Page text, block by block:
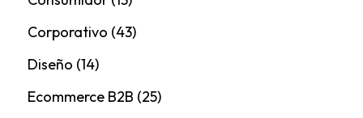
Corporativo (43)
Diseño (14)
Ecommerce B2B (25)